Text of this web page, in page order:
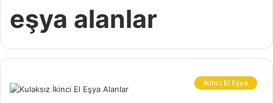
eşya alanlar
İkinci El Eşya